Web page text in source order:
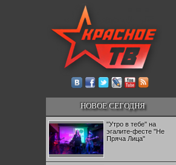
НОВОЕ СЕГОДНЯ
"Утро в тебе" на
эгалите-фесте "Не
Пряча Лица"